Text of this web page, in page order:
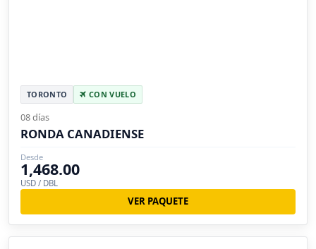
TORONTO CON VUELO
08 días
RONDA CANADIENSE
Desde
1,468.00
USD / DBL
VER PAQUETE